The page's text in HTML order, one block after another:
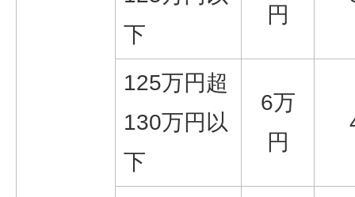
下
円
125万円超
130万円以
下
6万
円